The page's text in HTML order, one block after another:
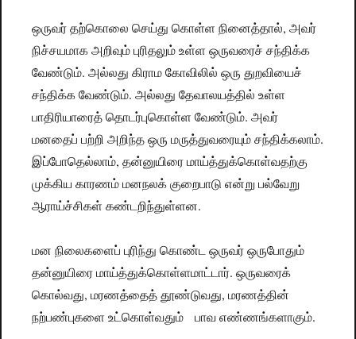
ஒருவர் தற்கொலை செய்து கொள்ள நினைத்தால், அவர்
நிச்சயமாக அறிவும் புரிதலும் உள்ள ஒருவரைச் சந்திக்க
வேண்டும். அல்லது கிராம கோவிலில் ஒரு துறவியைச்
சந்திக்க வேண்டும். அல்லது தேவாலயத்தில் உள்ள
பாதிரியாரைத் தொடர்புகொள்ள வேண்டும். அவர்
மனதைப் பற்றி அறிந்த ஒரு மருத்துவரையும் சந்திக்கலாம்.
இப்போதெல்லாம், தன்னுயிரை மாய்த்துக்கொள்வதற்கு
முக்கிய காரணம் மனநலக் குறைபாடு என்று பல்வேறு
ஆராய்ச்சிகள் கண்டறிந்துள்ளன.
மன நிலைகளைப் புரிந்து கொண்ட ஒருவர் ஒருபோதும்
தன்னுயிரை மாய்த்துக்கொள்ளமாட்டார். ஒருவரைக்
கொல்வது, மரணத்தைத் தூண்டுவது, மரணத்தின்
நற்பண்புகளை உட்கொள்வதும் பாவ எண்ணங்களாகும்.